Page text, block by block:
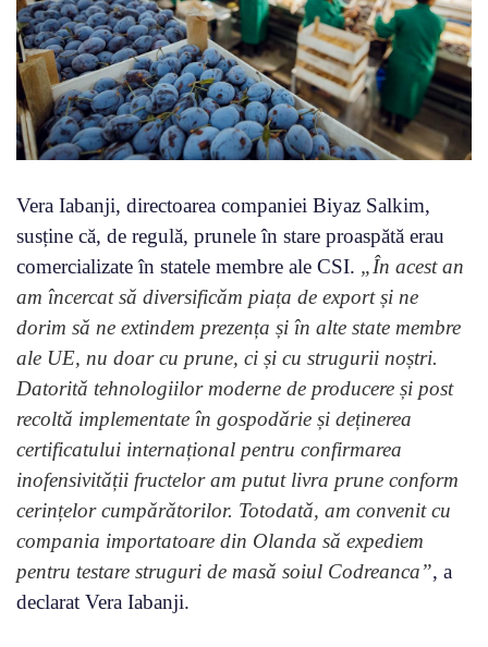
Vera Iabanji, directoarea companiei Biyaz Salkim,
susține că, de regulă, prunele în stare proaspătă erau
comercializate în statele membre ale CSI. „În acest an
am încercat să diversificăm piața de export și ne
dorim să ne extindem prezența și în alte state membre
ale UE, nu doar cu prune, ci și cu strugurii noștri.
Datorită tehnologiilor moderne de producere și post
recoltă implementate în gospodărie și deținerea
certificatului internațional pentru confirmarea
inofensivității fructelor am putut livra prune conform
cerințelor cumpărătorilor. Totodată, am convenit cu
compania importatoare din Olanda să expediem
pentru testare struguri de masă soiul Codreanca”, a
declarat Vera Iabanji.